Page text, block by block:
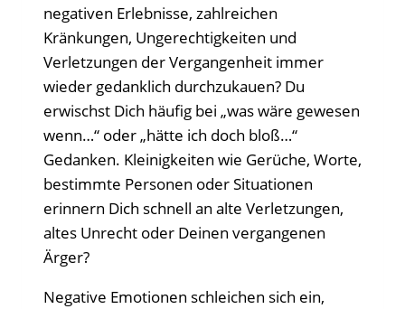
negativen Erlebnisse, zahlreichen
Kränkungen, Ungerechtigkeiten und
Verletzungen der Vergangenheit immer
wieder gedanklich durchzukauen? Du
erwischst Dich häufig bei „was wäre gewesen
wenn…“ oder „hätte ich doch bloß…“
Gedanken. Kleinigkeiten wie Gerüche, Worte,
bestimmte Personen oder Situationen
erinnern Dich schnell an alte Verletzungen,
altes Unrecht oder Deinen vergangenen
Ärger?
Negative Emotionen schleichen sich ein,